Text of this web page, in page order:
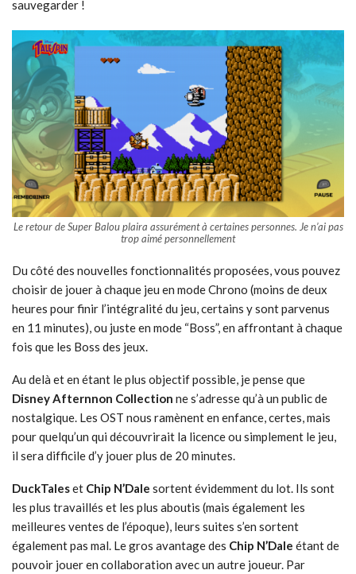
sauvegarder !
Le retour de Super Balou plaira assurément à certaines personnes. Je n’ai pas
trop aimé personnellement
Du côté des nouvelles fonctionnalités proposées, vous pouvez
choisir de jouer à chaque jeu en mode Chrono (moins de deux
heures pour finir l’intégralité du jeu, certains y sont parvenus
en 11 minutes), ou juste en mode “Boss”, en affrontant à chaque
fois que les Boss des jeux.
Au delà et en étant le plus objectif possible, je pense que
Disney Afternnon Collection ne s’adresse qu’à un public de
nostalgique. Les OST nous ramènent en enfance, certes, mais
pour quelqu’un qui découvrirait la licence ou simplement le jeu,
il sera difficile d’y jouer plus de 20 minutes.
DuckTaleset Chip N’Dale sortent évidemment du lot. Ils sont
les plus travaillés et les plus aboutis (mais également les
meilleures ventes de l’époque), leurs suites s’en sortent
également pas mal. Le gros avantage des Chip N’Dale étant de
pouvoir jouer en collaboration avec un autre joueur. Par